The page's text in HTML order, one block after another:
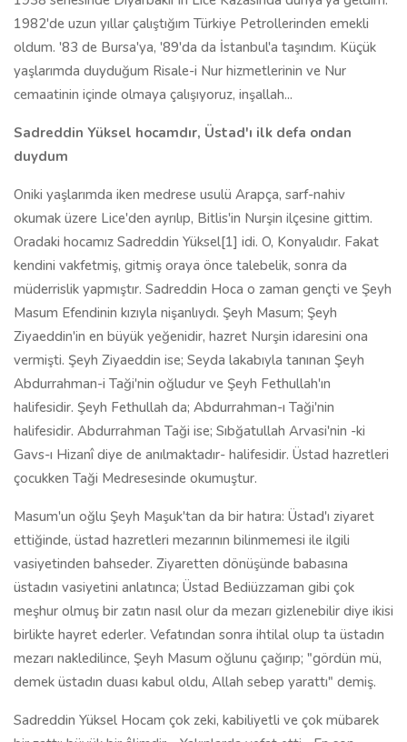
okumak üzere Lice'den ayrılıp, Bitlis'in Nurşin ilçesine gittim.
Oradaki hocamız Sadreddin Yüksel[1] idi. O, Konyalıdır. Fakat
kendini vakfetmiş, gitmiş oraya önce talebelik, sonra da
müderrislik yapmıştır. Sadreddin Hoca o zaman gençti ve Şeyh
Masum Efendinin kızıyla nişanlıydı. Şeyh Masum; Şeyh
Ziyaeddin'in en büyük yeğenidir, hazret Nurşin idaresini ona
vermişti. Şeyh Ziyaeddin ise; Seyda lakabıyla tanınan Şeyh
halifesidir. Şeyh Fethullah da; Abdurrahman-ı Taği'nin
halifesidir. Abdurrahman Taği ise; Sıbğatullah Arvasi'nin -ki
Gavs-ı Hizanî diye de anılmaktadır- halifesidir. Üstad hazretleri
çocukken Taği Medresesinde okumuştur.
Masum'un oğlu Şeyh Maşuk'tan da bir hatıra: Üstad'ı ziyaret
ettiğinde, üstad hazretleri mezarının bilinmemesi ile ilgili
vasiyetinden bahseder. Ziyaretten dönüşünde babasına
üstadın vasiyetini anlatınca; Üstad Bediüzzaman gibi çok
meşhur olmuş bir zatın nasıl olur da mezarı gizlenebilir diye ikisi
birlikte hayret ederler. Vefatından sonra ihtilal olup ta üstadın
mezarı nakledilince, Şeyh Masum oğlunu çağırıp; "gördün mü,
demek üstadın duası kabul oldu, Allah sebep yarattı" demiş.
Sadreddin Yüksel Hocam çok zeki, kabiliyetli ve çok mübarek
bir zattı; büyük bir âlimdir… Yakınlarda vefat etti... En son
İstanbul Fatih'te oturuyordu. Allah rahmet etsin...
Hocamız Sadreddin Yüksel'e o zaman, Şeyh Said-i Kürdî'den
Arapça İşârat-ül İ'caz gibi eserler geliyordu. Biz sonradan
anladık ki, Şeyh Said-i Kürdî; Üstad Bediüzzaman Said Nursi
Hazretlerinden başkası değilmiş… O zaman şarkta, mahallî
dille, doğduğu yere izafeten, Üstad'a Şeyh Said-i Kürdî
deniyordu. Sadreddin Yüksel Hoca Efendi bize ve hocalara